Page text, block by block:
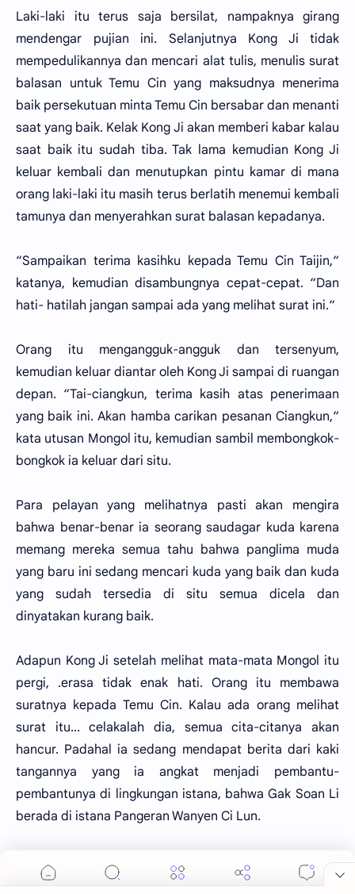
Laki-laki itu terus saja bersilat, nampaknya girang
mendengar pujian ini. Selanjutnya Kong Ji tidak
mempedulikannya dan mencari alat tulis, menulis surat
balasan untuk Temu Cin yang maksudnya menerima
baik persekutuan minta Temu Cin bersabar dan menanti
saat yang baik. Kelak Kong Ji akan memberi kabar kalau
saat baik itu sudah tiba. Tak lama kemudian Kong Ji
keluar kembali dan menutupkan pintu kamar di mana
orang laki-laki itu masih terus berlatih menemui kembali
tamunya dan menyerahkan surat balasan kepadanya.
“Sampaikan terima kasihku kepada Temu Cin Taijin,“
katanya, kemudian disambungnya cepat-cepat. “Dan
hati- hatilah jangan sampai ada yang melihat surat ini.“
Orang itu mengangguk-angguk dan tersenyum,
kemudian keluar diantar oleh Kong Ji sampai di ruangan
depan. “Tai-ciangkun, terima kasih atas penerimaan
yang baik ini. Akan hamba carikan pesanan Ciangkun,“
kata utusan Mongol itu, kemudian sambil membongkok-
bongkok ia keluar dari situ.
Para pelayan yang melihatnya pasti akan mengira
bahwa benar-benar ia seorang saudagar kuda karena
memang mereka semua tahu bahwa panglima muda
yang baru ini sedang mencari kuda yang baik dan kuda
yang sudah tersedia di situ semua dicela dan
dinyatakan kurang baik.
Adapun Kong Ji setelah melihat mata-mata Mongol itu
pergi, .erasa tidak enak hati. Orang itu membawa
suratnya kepada Temu Cin. Kalau ada orang melihat
surat itu... celakalah dia, semua cita-citanya akan
hancur. Padahal ia sedang mendapat berita dari kaki
tangannya yang ia angkat menjadi pembantu-
pembantunya di lingkungan istana, bahwa Gak Soan Li
berada di istana Pangeran Wanyen Ci Lun.
Ia makin tidak senang kepada pangeran itu dan
menganggap pangeran itu sebagai sebuah penghalang